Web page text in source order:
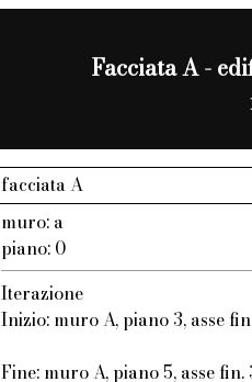
Facciata A -
facciata A
muro: a
piano: 0
Iterazione
Inizio: muro A, piano 3, asse
Fine: muro A, piano 5, asse fin.